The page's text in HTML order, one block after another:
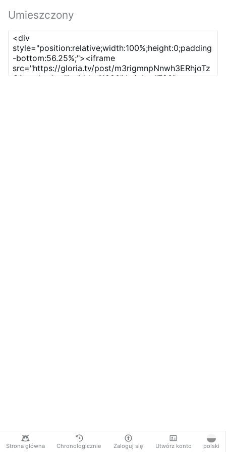
Strona główna Chronologicznie Zaloguj się Utwórz konto polski
Umieszczony